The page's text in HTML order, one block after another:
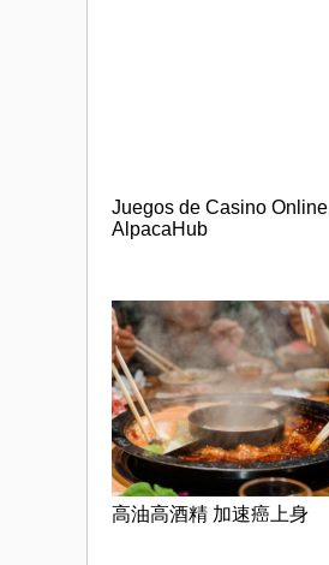
Juegos de Casino Online |
AlpacaHub
高油高酒精 加速癌上身